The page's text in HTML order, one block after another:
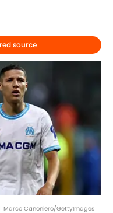
source
Marco Canoniero/GettyImages